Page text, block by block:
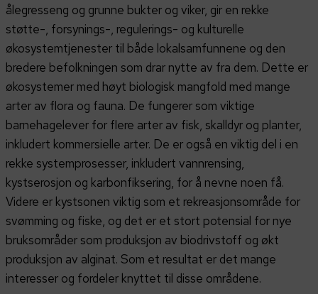
ålegresseng og grunne bukter og viker, gir en rekke
støtte-, forsynings-, regulerings- og kulturelle
økosystemtjenester til både lokalsamfunnene og den
bredere befolkningen som drar nytte av fra dem. Dette er
økosystemer med høyt biologisk mangfold med mange
arter av flora og fauna. De fungerer som viktige
barnehagelever for flere arter av fisk, skalldyr og planter,
inkludert kommersielle arter. De er også en viktig del i en
rekke systemprosesser, inkludert vannrensing,
kystserosjon og karbonfiksering, for å nevne noen få.
Videre er kystsonen viktig som et rekreasjonsområde for
svømming og fiske, og det er et stort potensial for nye
bruksområder som produksjon av biodrivstoff og økt
produksjon av alginat. Som et resultat er det mange
interesser og fordeler knyttet til disse områdene.